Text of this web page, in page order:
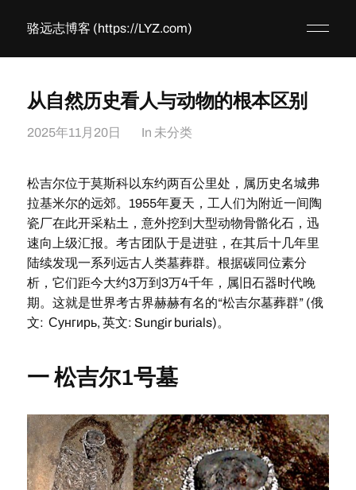
骆远志博客 (https://LYZ.com)
从自然历史看人与动物的根本区别
2025年11月20日 In 未分类
松吉尔位于莫斯科以东约两百公里处，属历史名城弗
拉基米尔的远郊。1955年夏天，工人们为附近一间陶
瓷厂在此开采粘土，意外挖到大型动物骨骼化石，迅
速向上级汇报。考古团队于是进驻，在其后十几年里
陆续发现一系列远古人类墓葬群。根据碳同位素分
析，它们距今大约3万到3万4千年，属旧石器时代晚
期。这就是世界考古界赫赫有名的“松吉尔墓葬群” (俄
文: Сунгирь, 英文: Sungir burials)。
一 松吉尔1号墓